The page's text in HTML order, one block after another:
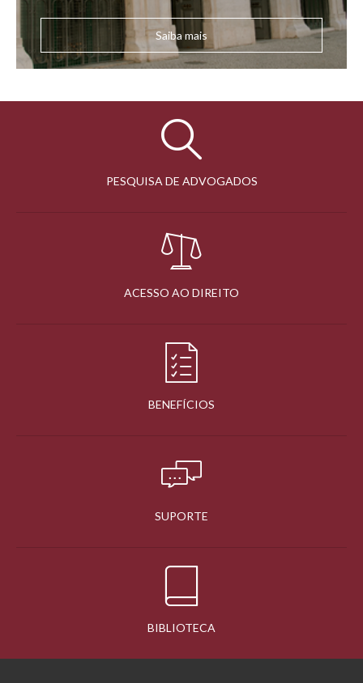
Saiba mais
PESQUISA DE ADVOGADOS
ACESSO AO DIREITO
BENEFÍCIOS
SUPORTE
BIBLIOTECA